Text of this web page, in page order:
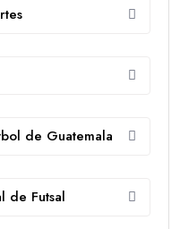
de Guatemala
de Futsal